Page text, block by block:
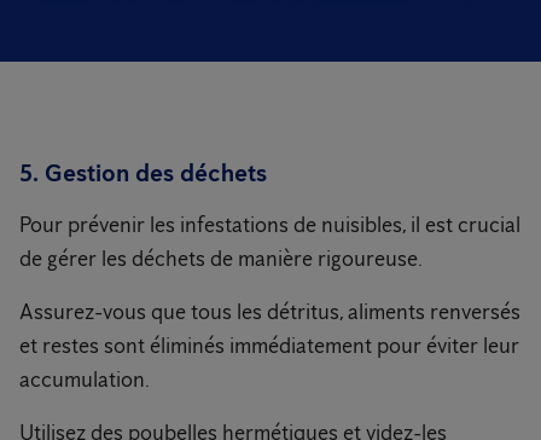
5. Gestion des déchets
Pour prévenir les infestations de nuisibles, il est crucial
de gérer les déchets de manière rigoureuse.
Assurez-vous que tous les détritus, aliments renversés
et restes sont éliminés immédiatement pour éviter leur
accumulation.
Utilisez des poubelles hermétiques et videz-les